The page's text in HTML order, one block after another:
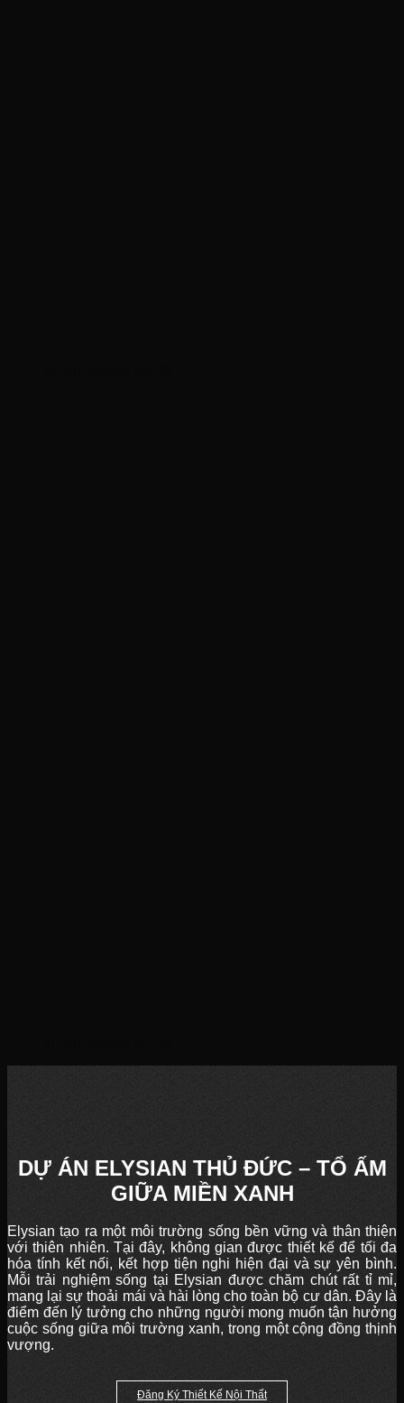
DỰ ÁN ELYSIAN THỦ ĐỨC – TỔ ẤM
GIỮA MIỀN XANH
Elysian tạo ra một môi trường sống bền vững và thân thiện
với thiên nhiên. Tại đây, không gian được thiết kế để tối đa
hóa tính kết nối, kết hợp tiện nghi hiện đại và sự yên bình.
Mỗi trải nghiệm sống tại Elysian được chăm chút rất tỉ mỉ,
mang lại sự thoải mái và hài lòng cho toàn bộ cư dân. Đây là
điểm đến lý tưởng cho những người mong muốn tận hưởng
cuộc sống giữa môi trường xanh, trong một cộng đồng thịnh
vượng.
Đăng Ký Thiết Kế Nội Thất